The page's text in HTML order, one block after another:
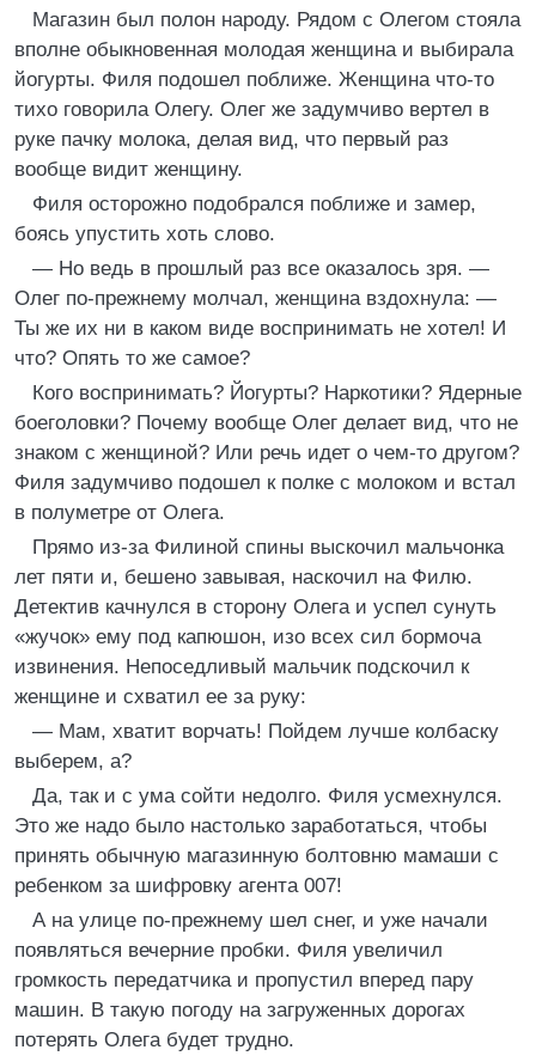
Магазин был полон народу. Рядом с Олегом стояла
вполне обыкновенная молодая женщина и выбирала
йогурты. Филя подошел поближе. Женщина что-то
тихо говорила Олегу. Олег же задумчиво вертел в
руке пачку молока, делая вид, что первый раз
вообще видит женщину.
Филя осторожно подобрался поближе и замер,
боясь упустить хоть слово.
— Но ведь в прошлый раз все оказалось зря. —
Олег по-прежнему молчал, женщина вздохнула: —
Ты же их ни в каком виде воспринимать не хотел! И
что? Опять то же самое?
Кого воспринимать? Йогурты? Наркотики? Ядерные
боеголовки? Почему вообще Олег делает вид, что не
знаком с женщиной? Или речь идет о чем-то другом?
Филя задумчиво подошел к полке с молоком и встал
в полуметре от Олега.
Прямо из-за Филиной спины выскочил мальчонка
лет пяти и, бешено завывая, наскочил на Филю.
Детектив качнулся в сторону Олега и успел сунуть
«жучок» ему под капюшон, изо всех сил бормоча
извинения. Непоседливый мальчик подскочил к
женщине и схватил ее за руку:
— Мам, хватит ворчать! Пойдем лучше колбаску
выберем, а?
Да, так и с ума сойти недолго. Филя усмехнулся.
Это же надо было настолько заработаться, чтобы
принять обычную магазинную болтовню мамаши с
ребенком за шифровку агента 007!
А на улице по-прежнему шел снег, и уже начали
появляться вечерние пробки. Филя увеличил
громкость передатчика и пропустил вперед пару
машин. В такую погоду на загруженных дорогах
потерять Олега будет трудно.